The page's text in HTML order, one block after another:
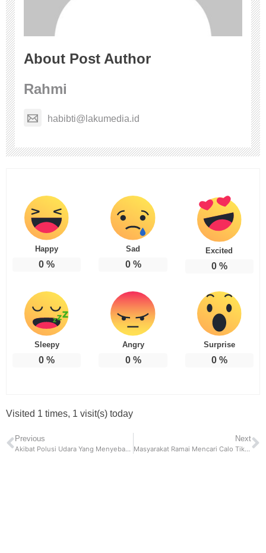
About Post Author
Rahmi
habibti@lakumedia.id
Happy
0 %
Sad
0%
Excited
0%
Sleepy
0 %
Angry
0%
Surprise
0%
Visited 1 times, 1 visit(s) today
Previous
Akibat Polusi Udara Yang Menyebabkan Pemanasan Bumi, Salah Satu Bandara Tersibuk di Eropa Akan Dipaksa Membatasi Penerbangan
Next
Masyarakat Ramai Mencari Calo Tiket Kereta Api Untuk Lebaran, KAI Buka Suara